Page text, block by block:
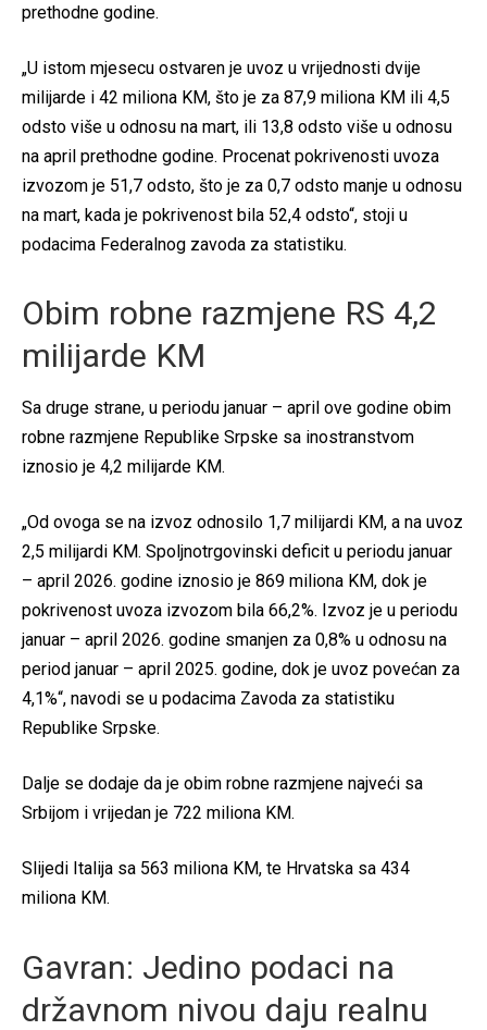
prethodne godine.
„U istom mjesecu ostvaren je uvoz u vrijednosti dvije
milijarde i 42 miliona KM, što je za 87,9 miliona KM ili 4,5
odsto više u odnosu na mart, ili 13,8 odsto više u odnosu
na april prethodne godine. Procenat pokrivenosti uvoza
izvozom je 51,7 odsto, što je za 0,7 odsto manje u odnosu
na mart, kada je pokrivenost bila 52,4 odsto“, stoji u
podacima Federalnog zavoda za statistiku.
Obim robne razmjene RS 4,2
milijarde KM
Sa druge strane, u periodu januar – april ove godine obim
robne razmjene Republike Srpske sa inostranstvom
iznosio je 4,2 milijarde KM.
„Od ovoga se na izvoz odnosilo 1,7 milijardi KM, a na uvoz
2,5 milijardi KM. Spoljnotrgovinski deficit u periodu januar
– april 2026. godine iznosio je 869 miliona KM, dok je
pokrivenost uvoza izvozom bila 66,2%. Izvoz je u periodu
januar – april 2026. godine smanjen za 0,8% u odnosu na
period januar – april 2025. godine, dok je uvoz povećan za
4,1%“, navodi se u podacima Zavoda za statistiku
Republike Srpske.
Dalje se dodaje da je obim robne razmjene najveći sa
Srbijom i vrijedan je 722 miliona KM.
Slijedi Italija sa 563 miliona KM, te Hrvatska sa 434
miliona KM.
Gavran: Jedino podaci na
državnom nivou daju realnu